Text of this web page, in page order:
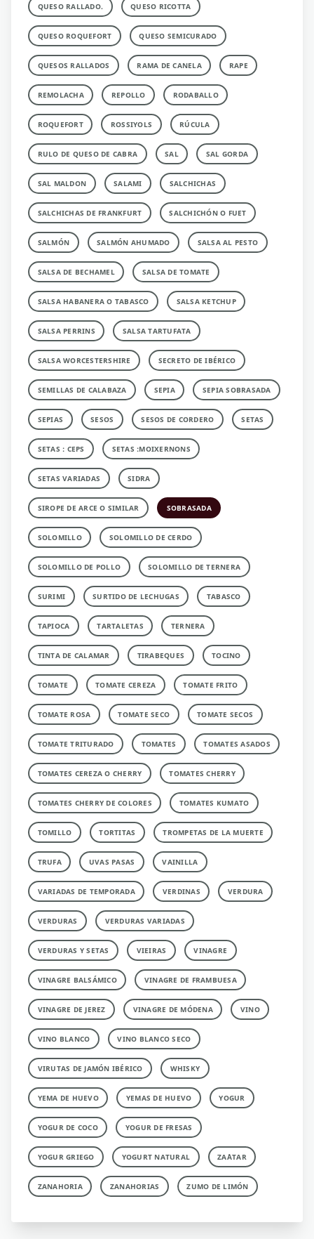
QUESO RALLADO. QUESO RICOTTA
QUESO ROQUEFORT QUESO SEMICURADO
QUESOS RALLADOS RAMA DE CANELA RAPE
REMOLACHA REPOLLO RODABALLO
ROQUEFORT ROSSIYOLS RÚCULA
RULO DE QUESO DE CABRA SAL SAL GORDA
SAL MALDON SALAMI SALCHICHAS
SALCHICHAS DE FRANKFURT SALCHICHÓN O FUET
SALMÓN SALMÓN AHUMADO SALSA AL PESTO
SALSA DE BECHAMEL SALSA DE TOMATE
SALSA HABANERA O TABASCO SALSA KETCHUP
SALSA PERRINS SALSA TARTUFATA
SALSA WORCESTERSHIRE SECRETO DE IBÉRICO
SEMILLAS DE CALABAZA SEPIA SEPIA SOBRASADA
SEPIAS SESOS SESOS DE CORDERO SETAS
SETAS : CEPS SETAS :MOIXERNONS
SETAS VARIADAS SIDRA
SIROPE DE ARCE O SIMILAR SOBRASADA
SOLOMILLO SOLOMILLO DE CERDO
SOLOMILLO DE POLLO SOLOMILLO DE TERNERA
SURIMI SURTIDO DE LECHUGAS TABASCO
TAPIOCA TARTALETAS TERNERA
TINTA DE CALAMAR TIRABEQUES TOCINO
TOMATE TOMATE CEREZA TOMATE FRITO
TOMATE ROSA TOMATE SECO TOMATE SECOS
TOMATE TRITURADO TOMATES TOMATES ASADOS
TOMATES CEREZA O CHERRY TOMATES CHERRY
TOMATES CHERRY DE COLORES TOMATES KUMATO
TOMILLO TORTITAS TROMPETAS DE LA MUERTE
TRUFA UVAS PASAS VAINILLA
VARIADAS DE TEMPORADA VERDINAS VERDURA
VERDURAS VERDURAS VARIADAS
VERDURAS Y SETAS VIEIRAS VINAGRE
VINAGRE BALSÁMICO VINAGRE DE FRAMBUESA
VINAGRE DE JEREZ VINAGRE DE MÓDENA VINO
VINO BLANCO VINO BLANCO SECO
VIRUTAS DE JAMÓN IBÉRICO WHISKY
YEMA DE HUEVO YEMAS DE HUEVO YOGUR
YOGUR DE COCO YOGUR DE FRESAS
YOGUR GRIEGO YOGURT NATURAL ZA´ATAR
ZANAHORIA ZANAHORIAS ZUMO DE LIMÓN